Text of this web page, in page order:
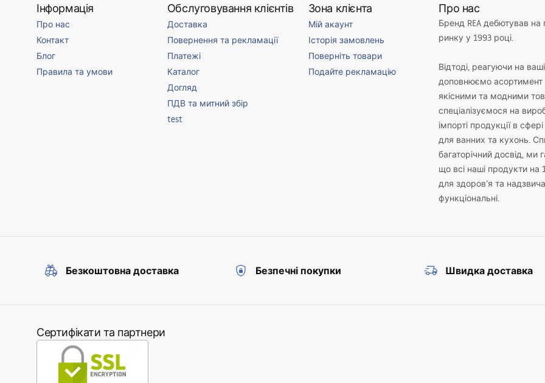
Інформація
Про нас
Контакт
Блог
Правила та умови
Обслуговування клієнтів
Доставка
Повернення та рекламації
Платежі
Каталог
Догляд
ПДВ та митний збір
test
Зона клієнта
Мій акаунт
Історія замовлень
Поверніть товари
Подайте рекламацію
Про нас
Бренд REA дебютував
ринку у 1993 році.
Відтоді, реагуючи на
доповнюємо
якісними та модними
спеціалізуємося на
імпорті продукції в
для ванних та кухонь.
багаторічний досвід, ми
що всі наші продукти на
для здоров’я та
функціональні.
Безкоштовна доставка Безпечні покупки Швидка доставка
Сертифікати та партнери